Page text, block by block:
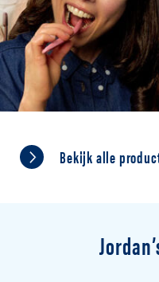
Bekijk alle